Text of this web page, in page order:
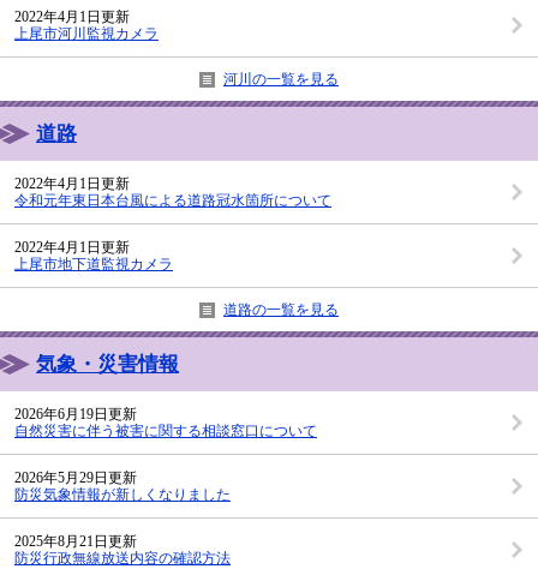
2022年4月1日更新
上尾市河川監視カメラ
河川の一覧を見る
道路
2022年4月1日更新
令和元年東日本台風による道路冠水箇所について
2022年4月1日更新
上尾市地下道監視カメラ
道路の一覧を見る
気象・災害情報
2026年6月19日更新
自然災害に伴う被害に関する相談窓口について
2026年5月29日更新
防災気象情報が新しくなりました
2025年8月21日更新
防災行政無線放送内容の確認方法